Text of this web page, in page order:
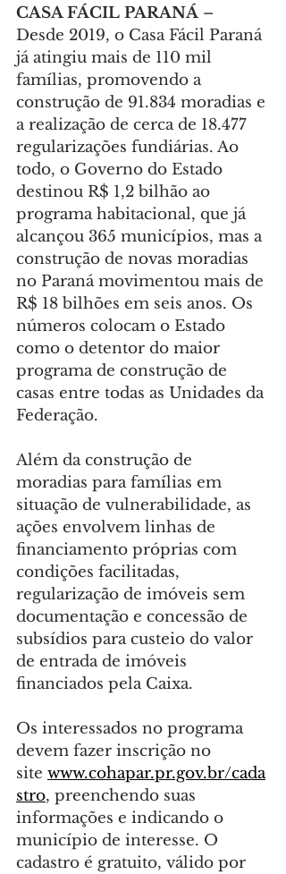
CASA FÁCIL PARANÁ –
Desde 2019, o Casa Fácil Paraná
já atingiu mais de 110 mil
famílias, promovendo a
construção de 91.834 moradias e
a realização de cerca de 18.477
regularizações fundiárias. Ao
todo, o Governo do Estado
destinou R$ 1,2 bilhão ao
programa habitacional, que já
alcançou 365 municípios, mas a
construção de novas moradias
no Paraná movimentou mais de
R$ 18 bilhões em seis anos. Os
números colocam o Estado
como o detentor do maior
programa de construção de
casas entre todas as Unidades da
Federação.
Além da construção de
moradias para famílias em
situação de vulnerabilidade, as
ações envolvem linhas de
financiamento próprias com
condições facilitadas,
regularização de imóveis sem
documentação e concessão de
subsídios para custeio do valor
de entrada de imóveis
financiados pela Caixa.
Os interessados no programa
devem fazer inscrição no
site www.cohapar.pr.gov.br/cada
stro, preenchendo suas
informações e indicando o
município de interesse. O
cadastro é gratuito, válido por